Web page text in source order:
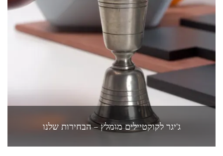
ג'יגר לקוקטיילים מומלץ – הבחירות שלנו